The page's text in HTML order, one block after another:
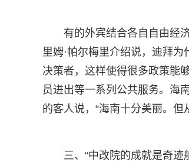
有的外宾结合各自自由经
里姆·帕尔梅里介绍说，迪拜
决策者，这样使得很多政策能
员进出等一系列公共服务。海
的客人说，“海南十分美丽。
三、“中改院的成就是奇迹